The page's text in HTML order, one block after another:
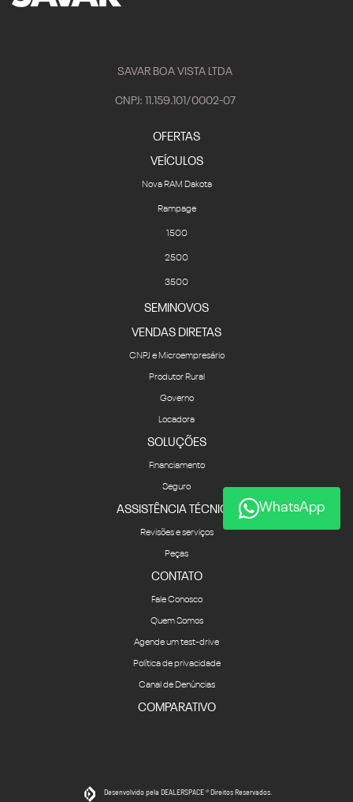
SAVAR BOA VISTA LTDA
CNPJ: 11.159.101/0002-07
OFERTAS
VEÍCULOS
Nova RAM Dakota
Rampage
1500
2500
3500
SEMINOVOS
VENDAS DIRETAS
CNPJ e Microempresário
Produtor Rural
Governo
Locadora
SOLUÇÕES
Financiamento
Seguro
ASSISTÊNCIA TÉCNICA
Revisões e serviços
Peças
CONTATO
Fale Conosco
Quem Somos
Agende um test-drive
Política de privacidade
Canal de Denúncias
COMPARATIVO
Desenvolvido pela DEALERSPACE ® Direitos Reservados.
WhatsApp